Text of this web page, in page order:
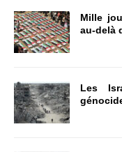
Mille
au-delà
Les